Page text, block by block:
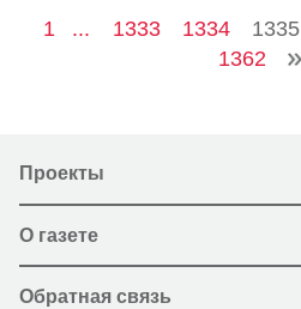
1 ... 1333 1334 1335
1362
Проекты
О газете
Обратная связь